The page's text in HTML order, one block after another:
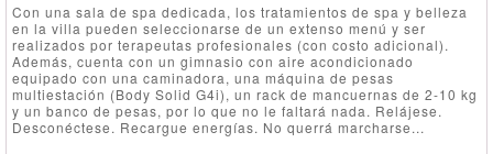
Con una sala de spa dedicada, los tratamientos de spa y belleza
en la villa pueden seleccionarse de un extenso menú y ser
realizados por terapeutas profesionales (con costo adicional).
Además, cuenta con un gimnasio con aire acondicionado
equipado con una caminadora, una máquina de pesas
multiestación (Body Solid G4i), un rack de mancuernas de 2-10 kg
y un banco de pesas, por lo que no le faltará nada. Relájese.
Desconéctese. Recargue energías. No querrá marcharse...